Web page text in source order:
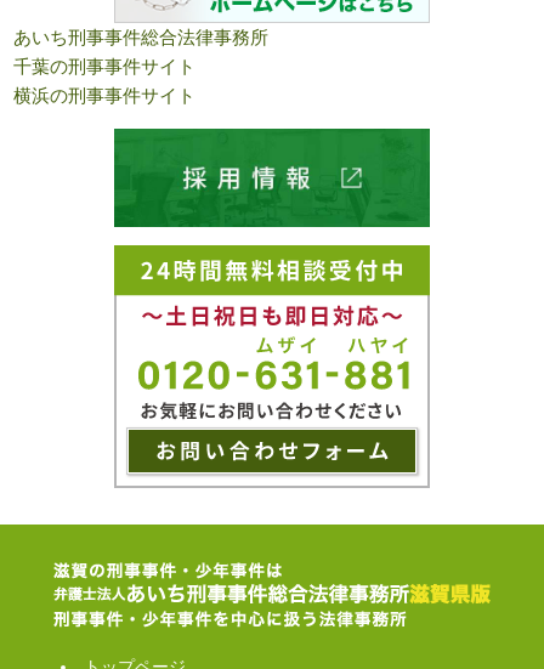
あいち刑事事件総合法律事務所
千葉の刑事事件サイト
横浜の刑事事件サイト